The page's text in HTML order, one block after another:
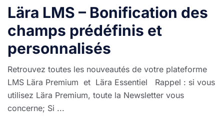
Lära LMS – Bonification des
champs prédéfinis et
personnalisés
Retrouvez toutes les nouveautés de votre plateforme
LMS Lära Premium et Lära Essentiel Rappel : si vous
utilisez Lära Premium, toute la Newsletter vous
concerne; Si ...